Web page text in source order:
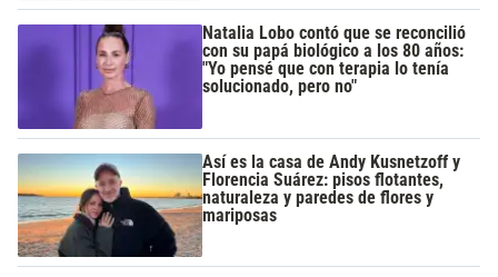
Natalia Lobo contó que se reconcilió
con su papá biológico a los 80 años:
"Yo pensé que con terapia lo tenía
solucionado, pero no"
Así es la casa de Andy Kusnetzoff y
Florencia Suárez: pisos flotantes,
naturaleza y paredes de flores y
mariposas